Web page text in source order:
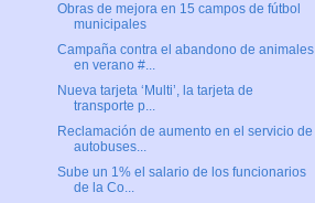
Obras de mejora en 15 campos de fútbol
municipales
Campaña contra el abandono de animales
en verano #...
Nueva tarjeta ‘Multi’, la tarjeta de
transporte p...
Reclamación de aumento en el servicio de
autobuses...
Sube un 1% el salario de los funcionarios
de la Co...